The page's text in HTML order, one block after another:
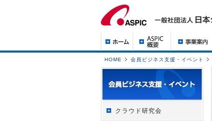
HOME 会員ビジネス支援・イベント
クラウド研究会